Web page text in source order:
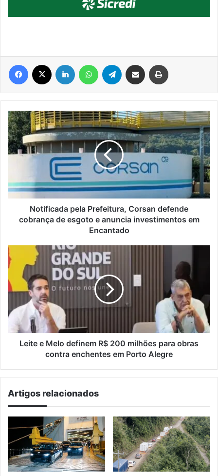
Facebook Linkedin WhatsAppTelegram Compartilhar via e-mail
Notificada
pela
Prefeitura,
Corsan
defende
esgoto
e
anuncia
investimentos
Notificada pela Prefeitura, Corsan defende
cobrança de esgoto e anuncia investimentos em
Encantado
Leite
e
Melo
definem
R$
milhões
para
obras
contraLeite e Melo definem R$ 200 milhões para obras
contra enchentes em Porto Alegre
Artigos relacionados